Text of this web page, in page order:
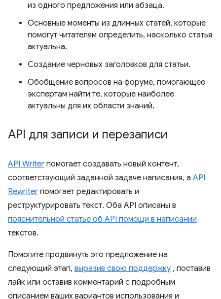
из одного предложения или абзаца.
Основные моменты из длинных статей, которые
помогут читателям определить, насколько статья
актуальна.
Создание черновых заголовков для статьи.
Обобщение вопросов на форуме, помогающее
экспертам найти те, которые наиболее
актуальны для их области знаний.
API для записи и перезаписи
API Writer помогает создавать новый контент,
соответствующий заданной задаче написания, а API
Rewriter помогает редактировать и
реструктурировать текст. Оба API описаны в
пояснительной статье об API помощи в написании
текстов.
Помогите продвинуть это предложение на
следующий этап, выразив свою поддержку , поставив
лайк или оставив комментарий с подробным
описанием ваших вариантов использования и